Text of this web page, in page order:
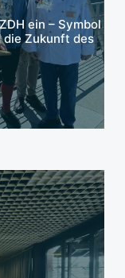
ein – Symbol
die Zukunft des